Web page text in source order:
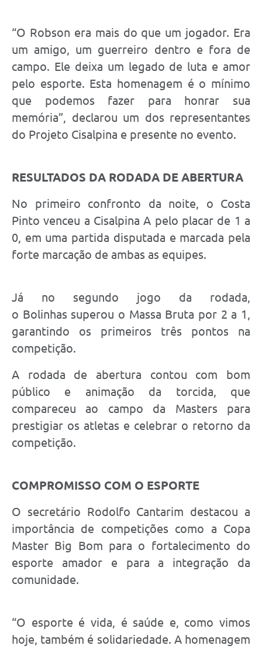
“O Robson era mais do que um jogador. Era
um amigo, um guerreiro dentro e fora de
campo. Ele deixa um legado de luta e amor
pelo esporte. Esta homenagem é o mínimo
que podemos fazer para honrar sua
memória”, declarou um dos representantes
do Projeto Cisalpina e presente no evento.
RESULTADOS DA RODADA DE ABERTURA
No primeiro confronto da noite, o Costa
Pinto venceu a Cisalpina A pelo placar de 1 a
0, em uma partida disputada e marcada pela
forte marcação de ambas as equipes.
Já no segundo jogo da rodada,
o Bolinhas superou o Massa Bruta por 2 a 1,
garantindo os primeiros três pontos na
competição.
A rodada de abertura contou com bom
público e animação da torcida, que
compareceu ao campo da Masters para
prestigiar os atletas e celebrar o retorno da
competição.
COMPROMISSO COM O ESPORTE
O secretário Rodolfo Cantarim destacou a
importância de competições como a Copa
Master Big Bom para o fortalecimento do
esporte amador e para a integração da
comunidade.
“O esporte é vida, é saúde e, como vimos
hoje, também é solidariedade. A homenagem